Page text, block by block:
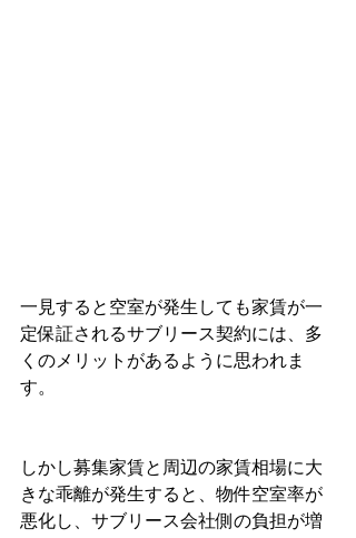
一見すると空室が発生しても家賃が一
定保証されるサブリース契約には、多
くのメリットがあるように思われま
す。
しかし募集家賃と周辺の家賃相場に大
きな乖離が発生すると、物件空室率が
悪化し、サブリース会社側の負担が増